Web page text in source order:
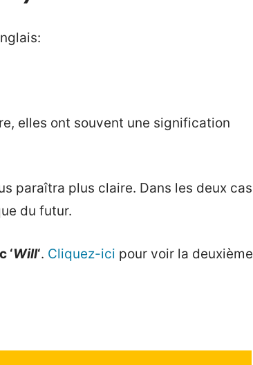
elles ont souvent une signification
paraîtra plus claire. Dans les deux cas
du futur.
‘Will‘. Cliquez-ici pour voir la deuxième